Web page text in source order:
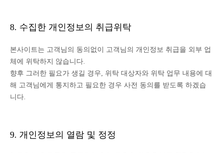
8. 수집한 개인정보의 취급위탁
본사이트는 고객님의 동의없이 고객님의 개인정보 취급을 외부 업
체에 위탁하지 않습니다.
향후 그러한 필요가 생길 경우, 위탁 대상자와 위탁 업무 내용에 대
해 고객님에게 통지하고 필요한 경우 사전 동의를 받도록 하겠습
니다.
9. 개인정보의 열람 및 정정